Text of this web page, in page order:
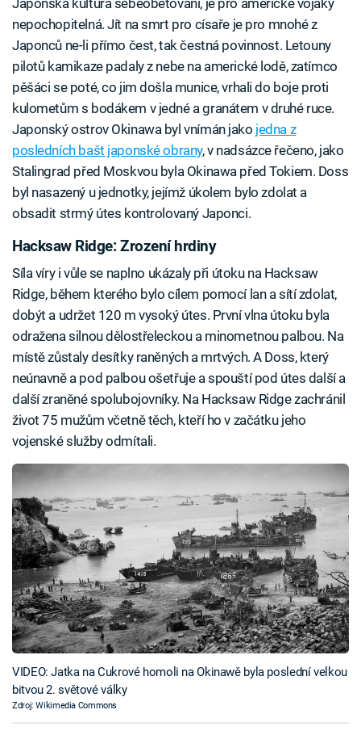
nepochopitelná. Jít na smrt pro císaře je pro mnohé z
Japonců ne-li přímo čest, tak čestná povinnost. Letouny
pilotů kamikaze padaly z nebe na americké lodě, zatímco
pěšáci se poté, co jim došla munice, vrhali do boje proti
kulometům s bodákem v jedné a granátem v druhé ruce.
Japonský ostrov Okinawa byl vnímán jako jedna z
posledních bašt japonské obrany, v nadsázce řečeno, jako
Stalingrad před Moskvou byla Okinawa před Tokiem. Doss
byl nasazený u jednotky, jejímž úkolem bylo zdolat a
obsadit strmý útes kontrolovaný Japonci.
Hacksaw Ridge: Zrození hrdiny
Síla víry i vůle se naplno ukázaly při útoku na Hacksaw
Ridge, během kterého bylo cílem pomocí lan a sítí zdolat,
dobýt a udržet 120 m vysoký útes. První vlna útoku byla
odražena silnou dělostřeleckou a minometnou palbou. Na
místě zůstaly desítky raněných a mrtvých. A Doss, který
neúnavně a pod palbou ošetřuje a spouští pod útes další a
další zraněné spolubojovníky. Na Hacksaw Ridge zachránil
život 75 mužům včetně těch, kteří ho v začátku jeho
vojenské služby odmítali.
VIDEO: Jatka na Cukrové homoli na Okinawě byla poslední velkou
bitvou 2. světové války
Zdroj: Wikimedia Commons